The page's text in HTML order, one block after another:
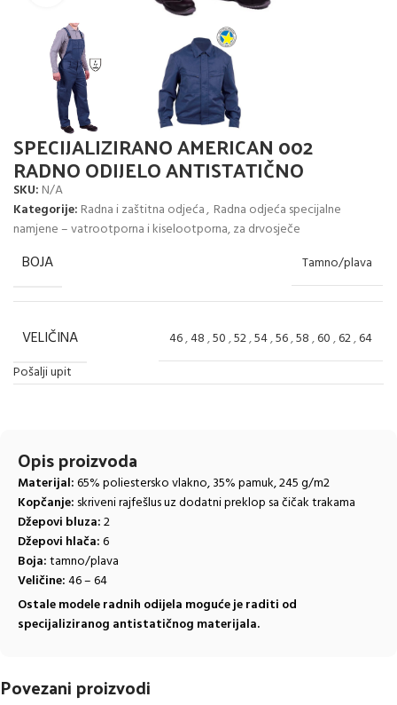
SPECIJALIZIRANO AMERICAN 002
RADNO ODIJELO ANTISTATIČNO
SKU: N/A
Kategorije: Radna i zaštitna odjeća, Radna odjeća specijalne
namjene – vatrootporna i kiselootporna, za drvosječe
BOJA Tamno/plava
VELIČINA 46,48,50,52,54,56,58,60,62,64
Pošalji upit
Opis proizvoda
Materijal:65% poliestersko vlakno, 35% pamuk, 245 g/m2
Kopčanje: skriveni rajfešlus uz dodatni preklop sa čičak trakama
Džepovi bluza:2
Džepovi hlača:6
Boja:tamno/plava
Veličine:46 – 64
Ostale modele radnih odijela moguće je raditi od
specijaliziranog antistatičnog materijala.
Povezani proizvodi